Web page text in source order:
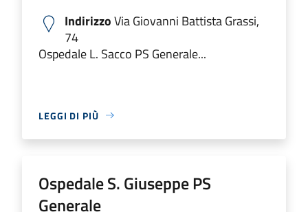
IndirizzoVia Giovanni Battista Grassi,
74
Ospedale L. Sacco PS Generale...
LEGGI DI PIÙ
Ospedale S. Giuseppe PS
Generale